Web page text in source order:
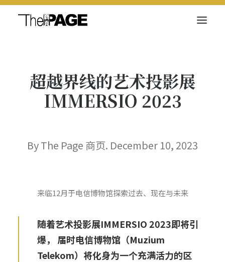
新闻内容
Search
超越界线的艺术投影展
IMMERSIO 2023
By The Page 商页. December 10, 2023
来临12月于电信博物馆探索过去、现在与未来
随着艺术投影展IMMERSIO 2023即将引
爆， 届时电信博物馆（Muzium
Telekom）将化身为一个充满活力的区